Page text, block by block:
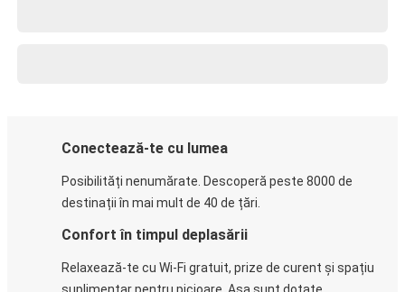
Conectează-te cu lumea
Posibilități nenumărate. Descoperă peste 8000 de
destinații în mai mult de 40 de țări.
Confort în timpul deplasării
Relaxează-te cu Wi-Fi gratuit, prize de curent și spațiu